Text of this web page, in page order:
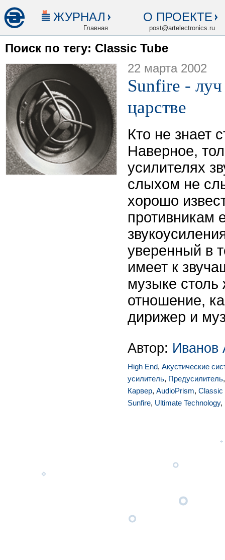
ЖУРНАЛ
Главная
О ПРОЕКТЕ
post@artelectronics.ru
Поиск по тегу: Classic Tube
22 марта 2002
Sunfire -
царстве
Кто не знает
Наверное,
усилителях
слыхом не
хорошо
противникам
уверенный в
имеет к
музыке
отношение,
дирижер и
Автор: Иванов
High End, Акустические
усилитель, Предусилитель
Карвер, AudioPrism, Classic
Sunfire, Ultimate Technology,